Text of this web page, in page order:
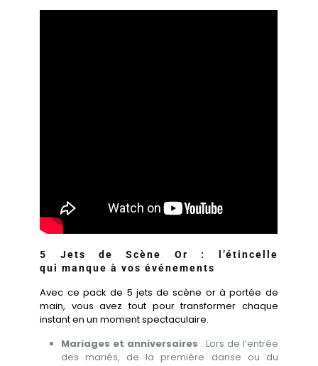
5 Jets de Scène Or : l’étincelle
qui manque à vos événements
Avec ce pack de 5 jets de scène or à portée de
main, vous avez tout pour transformer chaque
instant en un moment spectaculaire.
Mariages et anniversaires : Lors de l’entrée
des mariés, de la première danse ou du